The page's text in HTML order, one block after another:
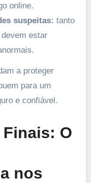
online.
suspeitas: tanto
estar
a proteger
para um
e confiável.
O
nos